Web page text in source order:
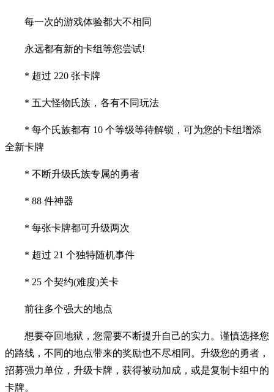
每一次的游戏体验都大不相同
永远都有新的卡组等您尝试!
* 超过 220 张卡牌
* 五大怪物氏族，各有不同玩法
* 每个氏族都有 10 个等级等待解锁，可为您的卡组增添
全新卡牌
* 不断升级氏族专属的勇者
* 88 件神器
* 每张卡牌都可升级两次
* 超过 21 个独特随机事件
* 25 个契约(难度)关卡
前往多个强大的地点
想要夺回地狱，您需要不断提升自己的实力。谨慎选择您
的路线，不同的地点带来的奖励也不尽相同。升级您的勇者，
招募强力单位，升级卡牌，获得被动加成，或是复制卡组中的
卡牌。